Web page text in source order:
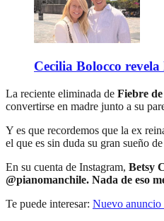
Cecilia Bolocco
La reciente eliminada de Fiebre
convertirse en madre junto a su
Y es que recordemos que la ex
el que es sin duda su gran sueño
En su cuenta de Instagram, Betsy
@pianomanchile. Nada de eso
Te puede interesar: Nuevo anuncio